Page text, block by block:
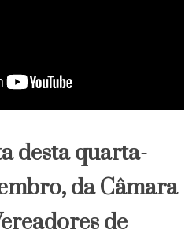
desta quarta-
da Câmara
de